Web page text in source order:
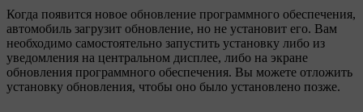
Когда появится новое обновление программного обеспечения,
автомобиль загрузит обновление, но не установит его. Вам
необходимо самостоятельно запустить установку либо из
уведомления на центральном дисплее, либо на экране
обновления программного обеспечения. Вы можете отложить
установку обновления, чтобы оно было установлено позже.